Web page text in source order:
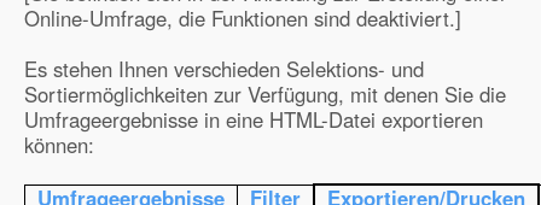
Online-Umfrage, die Funktionen sind deaktiviert.]
Es stehen Ihnen verschieden Selektions- und
Sortiermöglichkeiten zur Verfügung, mit denen Sie die
Umfrageergebnisse in eine HTML-Datei exportieren
können:
Umfrageergebnisse
Filter
Exportieren/Drucken